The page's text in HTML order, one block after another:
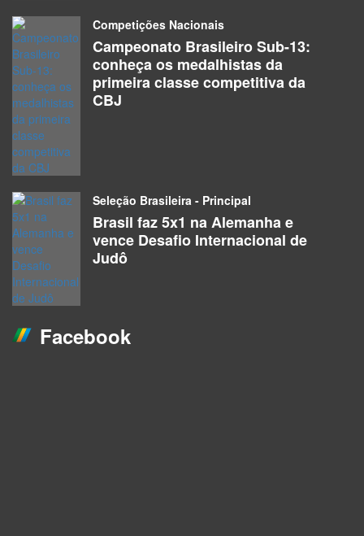
Competições Nacionais
Campeonato Brasileiro Sub-13:
conheça os medalhistas da
primeira classe competitiva da
CBJ
Seleção Brasileira - Principal
Brasil faz 5x1 na Alemanha e
vence Desafio Internacional de
Judô
Facebook